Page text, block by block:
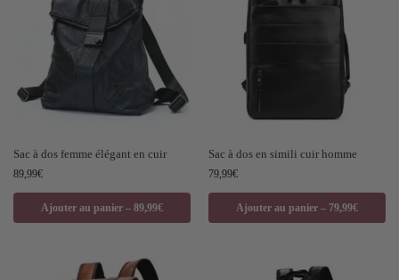
Sac à dos femme élégant en cuir
89,99€
Ajouter au panier – 89,99€
Sac à dos en simili cuir homme
79,99€
Ajouter au panier – 79,99€